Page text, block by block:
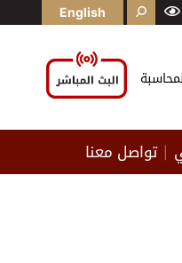
English
تواصل معنا